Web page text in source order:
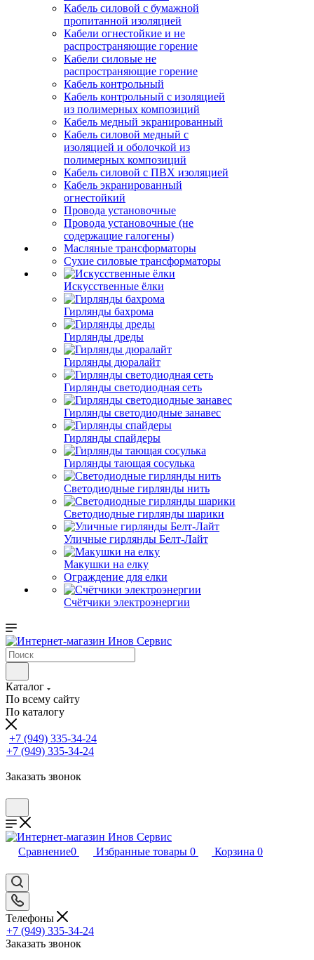
Кабель силовой с бумажной
пропитанной изоляцией
Кабели огнестойкие и не
распространяющие горение
Кабели силовые не
распространяющие горение
Кабель контрольный
Кабель контрольный с изоляцией
из полимерных композиций
Кабель медный экранированный
Кабель силовой медный с
изоляцией и оболочкой из
полимерных композиций
Кабель силовой с ПВХ изоляцией
Кабель экранированный
огнестойкий
Провода установочные
Провода установочные (не
содержащие галогены)
Масляные трансформаторы
Сухие силовые трансформаторы
Искусственные ёлки
Гирлянды бахрома
Гирлянды дреды
Гирлянды дюралайт
Гирлянды светодиодная сеть
Гирлянды светодиодные занавес
Гирлянды спайдеры
Гирлянды тающая сосулька
Светодиодные гирлянды нить
Светодиодные гирлянды шарики
Уличные гирлянды Белт-Лайт
Макушки на елку
Ограждение для елки
Счётчики электроэнергии
Каталог
По всему сайту
По каталогу
+7 (949) 335-34-24
+7 (949) 335-34-24
Заказать звонок
Сравнение0 Избранные товары 0 Корзина 0
Телефоны
+7 (949) 335-34-24
Заказать звонок